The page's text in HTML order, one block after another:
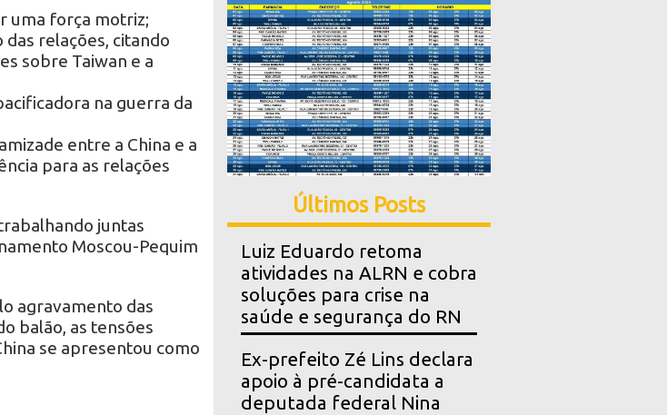
uma força motriz;
relações, citando
sobre Taiwan e a
na guerra da
entre a China e a
para as relações
juntas
Moscou-Pequim
agravamento das
balão, as tensões
se apresentou como
Últimos Posts
Luiz Eduardo retoma
atividades na ALRN e cobra
soluções para crise na
saúde e segurança do RN
Ex-prefeito Zé Lins declara
apoio à pré-candidata a
deputada federal Nina